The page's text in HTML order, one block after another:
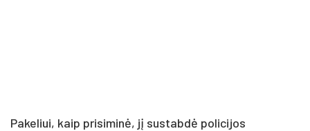
Pakeliui, kaip prisiminė, jį sustabdė policijos